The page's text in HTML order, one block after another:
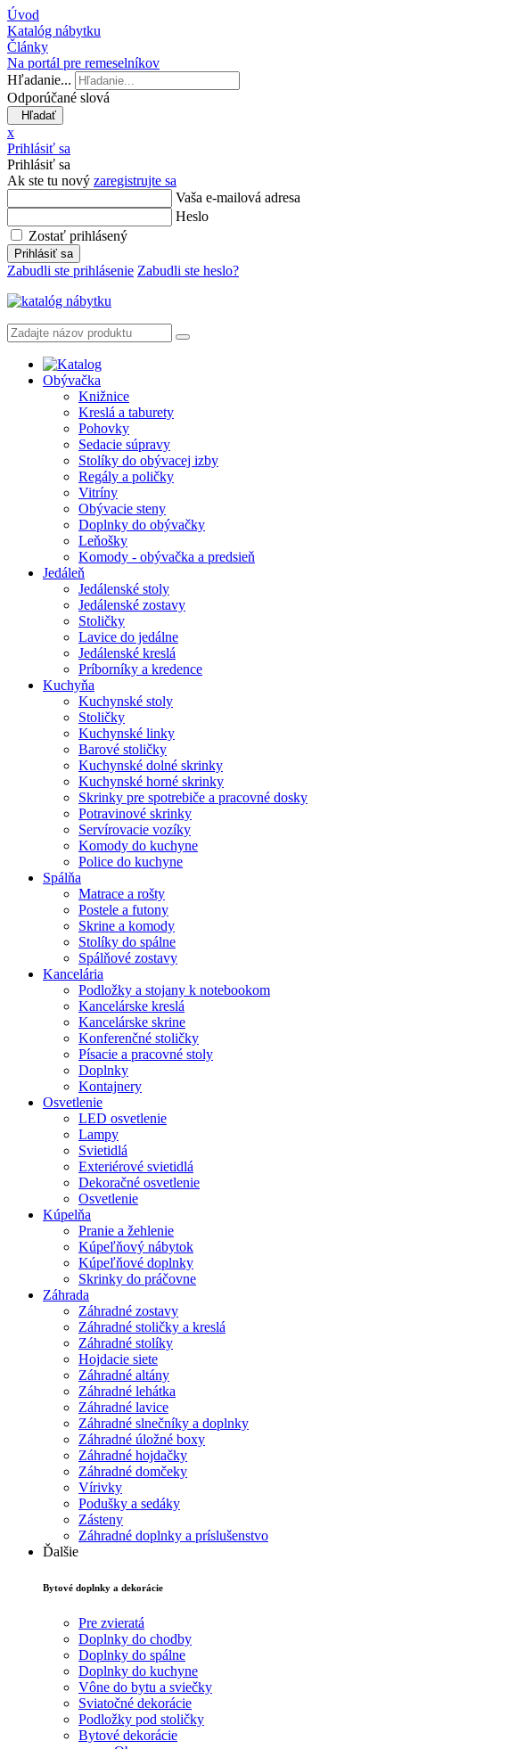
Úvod
Katalóg nábytku
Články
Na portál pre remeselníkov
Hľadanie...
Odporúčané slová
Hľadať
x
Prihlásiť sa
Prihlásiť sa
Ak ste tu nový zaregistrujte sa
Vaša e-mailová adresa
Heslo
Zostať prihlásený
Prihlásiť sa
Zabudli ste prihlásenie Zabudli ste heslo?
Obývačka
Knižnice
Kreslá a taburety
Pohovky
Sedacie súpravy
Stolíky do obývacej izby
Regály a poličky
Vitríny
Obývacie steny
Doplnky do obývačky
Leňošky
Komody - obývačka a predsieň
Jedáleň
Jedálenské stoly
Jedálenské zostavy
Stoličky
Lavice do jedálne
Jedálenské kreslá
Príborníky a kredence
Kuchyňa
Kuchynské stoly
Stoličky
Kuchynské linky
Barové stoličky
Kuchynské dolné skrinky
Kuchynské horné skrinky
Skrinky pre spotrebiče a pracovné dosky
Potravinové skrinky
Servírovacie vozíky
Komody do kuchyne
Police do kuchyne
Spálňa
Matrace a rošty
Postele a futony
Skrine a komody
Stolíky do spálne
Spálňové zostavy
Kancelária
Podložky a stojany k notebookom
Kancelárske kreslá
Kancelárske skrine
Konferenčné stoličky
Písacie a pracovné stoly
Doplnky
Kontajnery
Osvetlenie
LED osvetlenie
Lampy
Svietidlá
Exteriérové svietidlá
Dekoračné osvetlenie
Osvetlenie
Kúpelňa
Pranie a žehlenie
Kúpeľňový nábytok
Kúpeľňové doplnky
Skrinky do práčovne
Záhrada
Záhradné zostavy
Záhradné stoličky a kreslá
Záhradné stolíky
Hojdacie siete
Záhradné altány
Záhradné lehátka
Záhradné lavice
Záhradné slnečníky a doplnky
Záhradné úložné boxy
Záhradné hojdačky
Záhradné domčeky
Vírivky
Podušky a sedáky
Zásteny
Záhradné doplnky a príslušenstvo
Ďalšie
Bytové doplnky a dekorácie
Pre zvieratá
Doplnky do chodby
Doplnky do spálne
Doplnky do kuchyne
Vône do bytu a sviečky
Sviatočné dekorácie
Podložky pod stoličky
Bytové dekorácie